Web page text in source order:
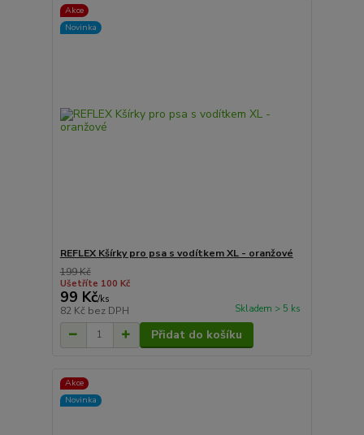
Akce
Novinka
REFLEX Kšírky pro psa s vodítkem XL - oranžové
199 Kč
Ušetříte 100 Kč
99 Kč/ks
82 Kč bez DPH Skladem > 5 ks
Přidat do košíku
Akce
Novinka